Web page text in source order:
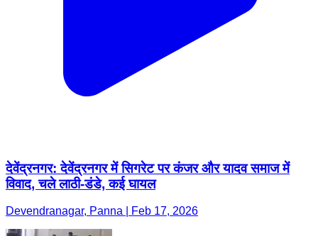
देवेंद्रनगर: देवेंद्रनगर में सिगरेट पर कंजर और यादव समाज में
विवाद, चले लाठी-डंडे, कई घायल
Devendranagar, Panna | Feb 17, 2026